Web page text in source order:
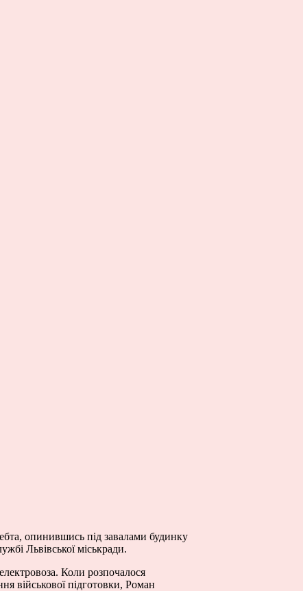
опинившись під завалами будинку
Львівської міськради.
Коли розпочалося
військової підготовки, Роман